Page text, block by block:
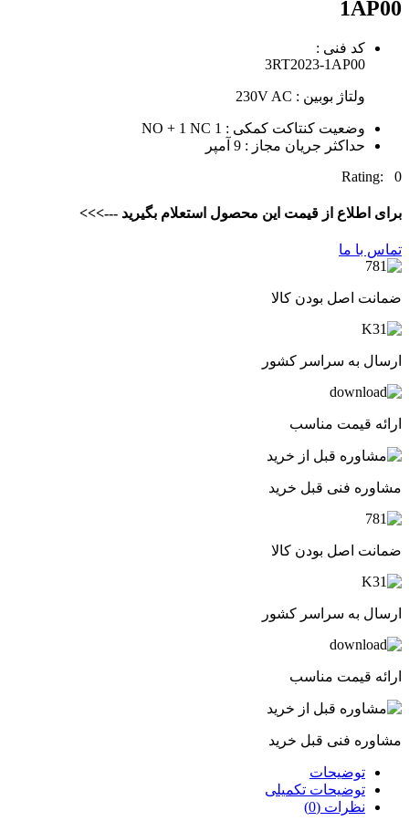
1AP00
کد فنی :
3RT2023-1AP00
ولتاژ بوبین : 230V AC
وضعیت کنتاکت کمکی : 1 NO + 1 NC
حداکثر جریان مجاز : 9 آمپر
Rating: 0
برای اطلاع از قیمت این محصول استعلام بگیرید --->>>
تماس با ما
ضمانت اصل بودن کالا
ارسال به سراسر کشور
ارائه قیمت مناسب
مشاوره فنی قبل خرید
ضمانت اصل بودن کالا
ارسال به سراسر کشور
ارائه قیمت مناسب
مشاوره فنی قبل خرید
توضیحات
توضیحات تکمیلی
نظرات (0)